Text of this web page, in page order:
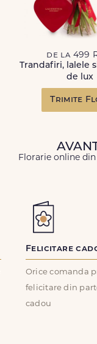
de la 499
Trandafiri, lalele
de lux
Trimite
Florarie online
Felicitare
Orice comanda
felicitare din
cadou